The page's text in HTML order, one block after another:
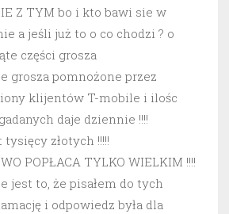
Z TYM bo i kto bawi sie w
a jeśli już to o co chodzi ? o
części grosza
grosza pomnożone przez
klijentów T-mobile i ilośc
daje dziennie !!!!
złotych !!!!!
POPŁACA TYLKO WIELKIM !!!!
jest to, że pisałem do tych
i odpowiedz była dla